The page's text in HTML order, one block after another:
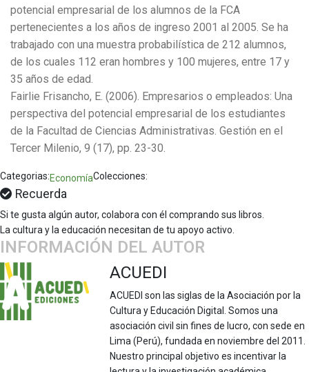
potencial empresarial de los alumnos de la FCA
pertenecientes a los años de ingreso 2001 al 2005. Se ha
trabajado con una muestra probabilística de 212 alumnos,
de los cuales 112 eran hombres y 100 mujeres, entre 17 y
35 años de edad.
Fairlie Frisancho, E. (2006). Empresarios o empleados: Una
perspectiva del potencial empresarial de los estudiantes
de la Facultad de Ciencias Administrativas. Gestión en el
Tercer Milenio, 9 (17), pp. 23-30.
Categorias:EconomíaColecciones:
Recuerda
Si te gusta algún autor, colabora con él comprando sus libros.
La cultura y la educación necesitan de tu apoyo activo.
INFORMACIÓN DEL AUTOR
ACUEDI
ACUEDI son las siglas de la Asociación por la
Cultura y Educación Digital. Somos una
asociación civil sin fines de lucro, con sede en
Lima (Perú), fundada en noviembre del 2011.
Nuestro principal objetivo es incentivar la